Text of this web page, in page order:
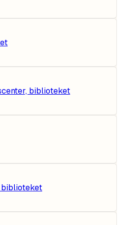
biblioteket